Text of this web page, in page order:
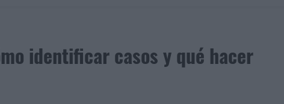
identificar casos y qué hacer